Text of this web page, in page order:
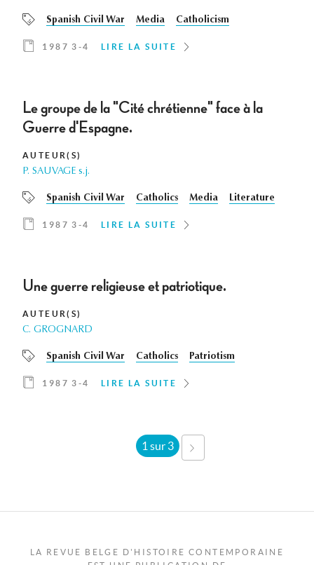
Spanish Civil War Media Catholicism
1987 3-4 LIRE LA SUITE
Le groupe de la "Cité chrétienne" face à la
Guerre d'Espagne.
AUTEUR(S)
P. SAUVAGE s.j.
Spanish Civil War Catholics Media Literature
1987 3-4 LIRE LA SUITE
Une guerre religieuse et patriotique.
AUTEUR(S)
C. GROGNARD
Spanish Civil War Catholics Patriotism
1987 3-4 LIRE LA SUITE
1 sur 3
LA REVUE BELGE D'HISTOIRE CONTEMPORAINE